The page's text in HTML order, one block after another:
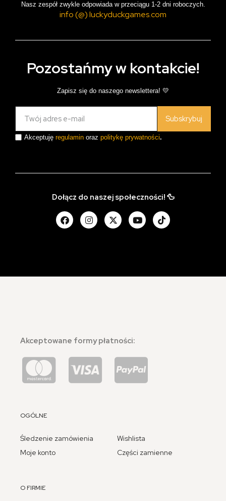
Nasz zespół zwykle odpowiada w przeciągu 1-2 dni roboczych.
info (@) luckyduckgames.com
Pozostańmy w kontakcie!
Zapisz się do naszego newslettera! 💛
Subskrybuj
Akceptuję regulamin oraz politykę prywatności.
Dołącz do naszej społeczności! 🦆
Akceptowane formy płatności:
OGÓLNE
Śledzenie zamówienia
Moje konto
Wishlista
Części zamienne
O FIRMIE